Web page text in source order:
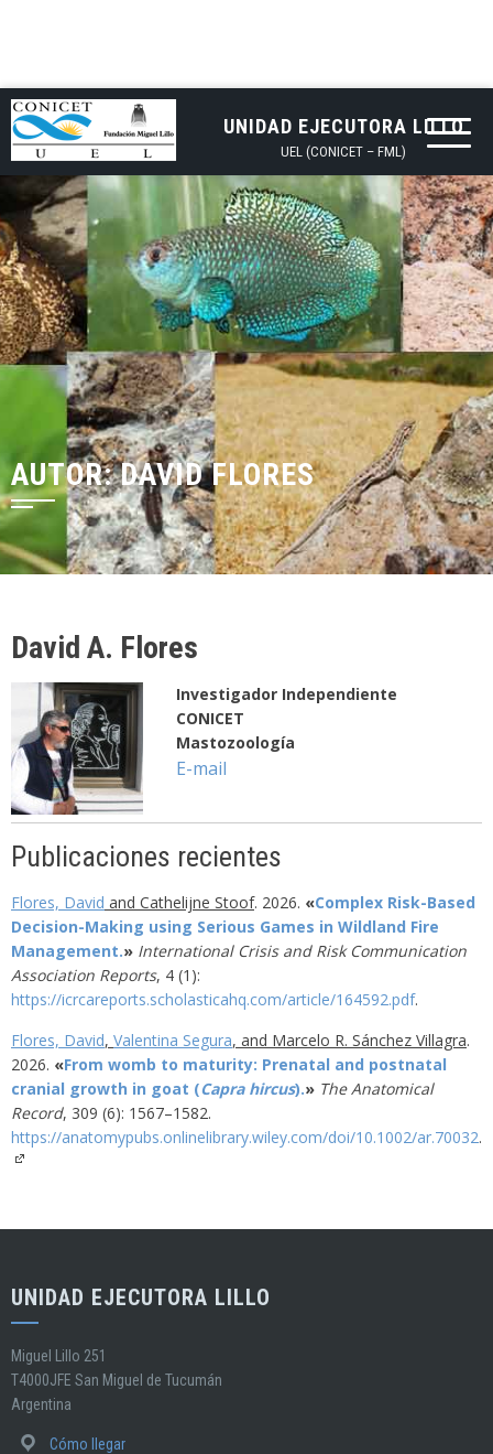
UNIDAD EJECUTORA LILLO
UEL (CONICET – FML)
AUTOR:DAVID FLORES
David A. Flores
Investigador Independiente
CONICET
Mastozoología
E-mail
Publicaciones recientes
Flores, David and Cathelijne Stoof. 2026. «Complex Risk-Based
Decision-Making using Serious Games in Wildland Fire
Management.» International Crisis and Risk Communication
Association Reports, 4 (1):
https://icrcareports.scholasticahq.com/article/164592.pdf.
Flores, David, Valentina Segura, and Marcelo R. Sánchez Villagra.
2026. «From womb to maturity: Prenatal and postnatal
cranial growth in goat (Capra hircus).» The Anatomical
Record, 309 (6): 1567–1582.
https://anatomypubs.onlinelibrary.wiley.com/doi/10.1002/ar.70032.
UNIDAD EJECUTORA LILLO
Miguel Lillo 251
T4000JFE San Miguel de Tucumán
Argentina
Cómo llegar